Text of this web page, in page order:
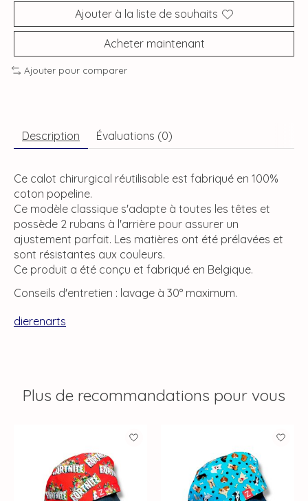
Ajouter à la liste de souhaits
Acheter maintenant
Ajouter pour comparer
Description Évaluations (0)
Ce calot chirurgical réutilisable est fabriqué en 100%
coton popeline.
Ce modèle classique s'adapte à toutes les têtes et
possède 2 rubans à l'arrière pour assurer un
ajustement parfait. Les matières ont été prélavées et
sont résistantes aux couleurs.
Ce produit a été conçu et fabriqué en Belgique.
Conseils d'entretien : lavage à 30° maximum.
dierenarts
Plus de recommandations pour vous
Articles du carrousel de produits